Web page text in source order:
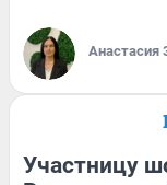
Анастасия
Участницу